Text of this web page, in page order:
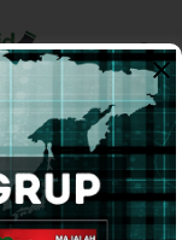
Info Tanah Papua